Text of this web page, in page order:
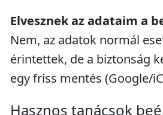
Elvesznek az adataim a
Nem, az adatok normál
érintettek, de a biztonság
egy friss mentés (Google/
Hasznos tanácsok